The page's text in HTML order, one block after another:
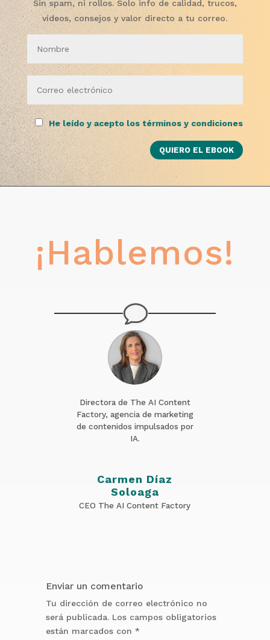
Sin spam, ni rollos. Solo info de calidad, trucos,
vídeos, consejos y valor directo a tu correo.
He leído y acepto los términos y condiciones
¡Hablemos!
Directora de The AI Content
Factory, agencia de marketing
de contenidos impulsados por
IA.
Carmen Díaz
Soloaga
CEO The AI Content Factory
Enviar un comentario
Tu dirección de correo electrónico no
será publicada. Los campos obligatorios
están marcados con*